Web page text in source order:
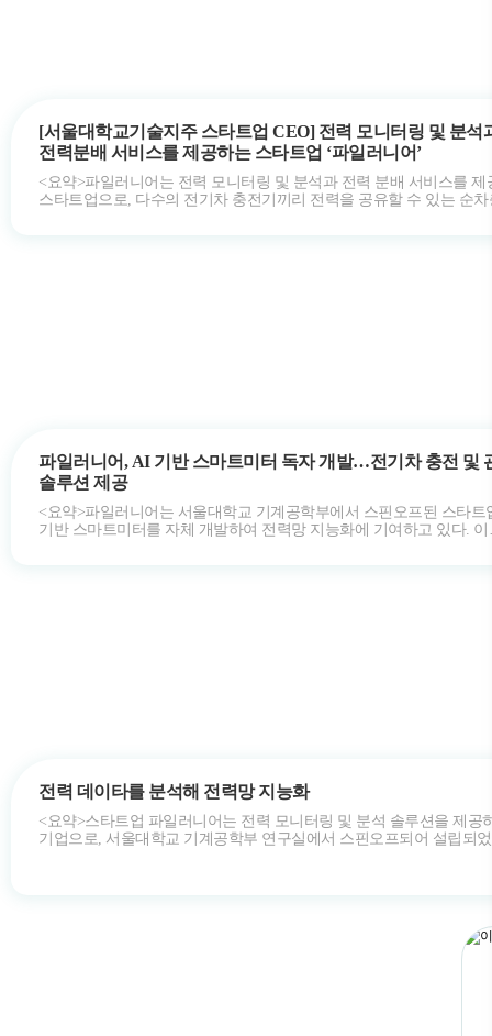
[서울대학교기술지주 스타트업 CEO] 전력 모니터링 및 분석
전력분배 서비스를 제공하는 스타트업 ‘파일러니어’
<요약>파일러니어는 전력 모니터링 및 분석과 전력 분배 서비스를 제
스타트업으로, 다수의 전기차 충전기끼리 전력을 공유할 수 있는 순차
파일러니어, AI 기반 스마트미터 독자 개발…전기차 충전 및
솔루션 제공
<요약>파일러니어는 서울대학교 기계공학부에서 스핀오프된 스타트
기반 스마트미터를 자체 개발하여 전력망 지능화에 기여하고 있다. 이
전력 데이타를 분석해 전력망 지능화
<요약>스타트업 파일러니어는 전력 모니터링 및 분석 솔루션을 제공
기업으로, 서울대학교 기계공학부 연구실에서 스핀오프되어 설립되